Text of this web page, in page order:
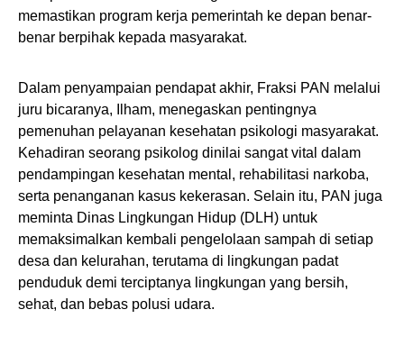
memastikan program kerja pemerintah ke depan benar-
benar berpihak kepada masyarakat.
​Dalam penyampaian pendapat akhir, Fraksi PAN melalui
juru bicaranya, Ilham, menegaskan pentingnya
pemenuhan pelayanan kesehatan psikologi masyarakat.
Kehadiran seorang psikolog dinilai sangat vital dalam
pendampingan kesehatan mental, rehabilitasi narkoba,
serta penanganan kasus kekerasan. Selain itu, PAN juga
meminta Dinas Lingkungan Hidup (DLH) untuk
memaksimalkan kembali pengelolaan sampah di setiap
desa dan kelurahan, terutama di lingkungan padat
penduduk demi terciptanya lingkungan yang bersih,
sehat, dan bebas polusi udara.